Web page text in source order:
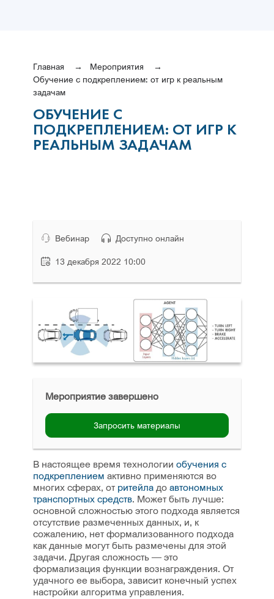
Главная
Мероприятия
Обучение с подкреплением: от игр к реальным
задачам
ОБУЧЕНИЕ С
ПОДКРЕПЛЕНИЕМ: ОТ ИГР К
РЕАЛЬНЫМ ЗАДАЧАМ
Вебинар Доступно онлайн
13 декабря 2022 10:00
Мероприятие завершено
Запросить материалы
В настоящее время технологии обучения с
подкреплением активно применяются во
многих сферах, от ритейла до автономных
транспортных средств. Может быть лучше:
основной сложностью этого подхода является
отсутствие размеченных данных, и, к
сожалению, нет формализованного подхода
как данные могут быть размечены для этой
задачи. Другая сложность — это
формализация функции вознаграждения. От
удачного ее выбора, зависит конечный успех
настройки алгоритма управления.